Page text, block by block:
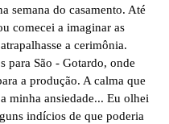
semana do casamento. Até
comecei a imaginar as
a cerimônia.
para São - Gotardo, onde
a produção. A calma que
minha ansiedade... Eu olhei
indícios de que poderia